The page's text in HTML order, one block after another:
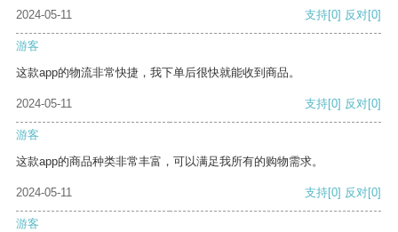
2024-05-11 支持[0] 反对[0]
游客
这款app的物流非常快捷，我下单后很快就能收到商品。
2024-05-11 支持[0] 反对[0]
游客
这款app的商品种类非常丰富，可以满足我所有的购物需求。
2024-05-11 支持[0] 反对[0]
游客